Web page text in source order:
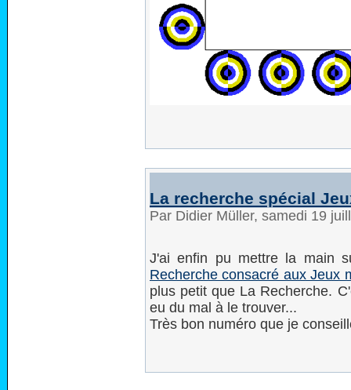
La recherche spécial
Par Didier Müller, samedi 19
J'ai enfin pu mettre la main
Recherche consacré aux Jeux
plus petit que La Recherche.
eu du mal à le trouver...
Très bon numéro que je